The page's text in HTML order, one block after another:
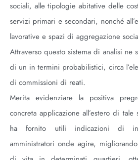
sociali, alle tipologie abitative delle
servizi primari e secondari, nonché
lavorative e spazi di aggregazione
Attraverso questo sistema di analisi ne
di un in termini probabilistici, circa
di commissioni di reati.
Merita evidenziare la positiva
concreta applicazione all’estero di tale
ha fornito utili indicazioni di
amministratori onde agire,